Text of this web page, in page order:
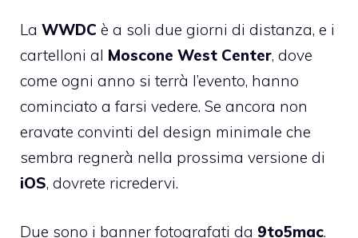
La WWDC è a soli due giorni di distanza, e i
cartelloni al Moscone West Center, dove
come ogni anno si terrà l’evento, hanno
cominciato a farsi vedere. Se ancora non
eravate convinti del design minimale che
sembra regnerà nella prossima versione di
iOS, dovrete ricredervi.
Due sono i banner fotografati da 9to5mac.